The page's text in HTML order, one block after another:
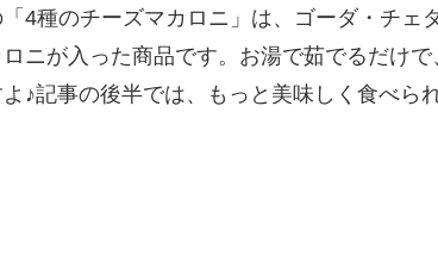
4種のチーズマカロニ」は、ゴーダ・チェ
ニが入った商品です。お湯で茹でるだけ
♪記事の後半では、もっと美味しく食べら